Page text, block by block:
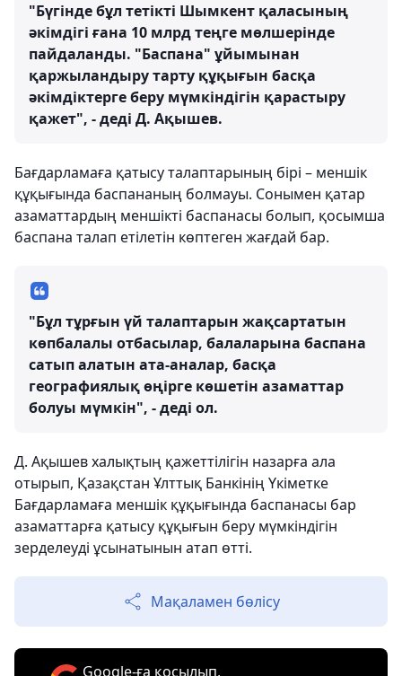
"Бүгінде бұл тетікті Шымкент қаласының
әкімдігі ғана 10 млрд теңге мөлшерінде
пайдаланды. "Баспана" ұйымынан
қаржыландыру тарту құқығын басқа
әкімдіктерге беру мүмкіндігін қарастыру
қажет", - деді Д. Ақышев.
Бағдарламаға қатысу талаптарының бірі – меншік
құқығында баспананың болмауы. Сонымен қатар
азаматтардың меншікті баспанасы болып, қосымша
баспана талап етілетін көптеген жағдай бар.
"Бұл тұрғын үй талаптарын жақсартатын
көпбалалы отбасылар, балаларына баспана
сатып алатын ата-аналар, басқа
географиялық өңірге көшетін азаматтар
болуы мүмкін", - деді ол.
Д. Ақышев халықтың қажеттілігін назарға ала
отырып, Қазақстан Ұлттық Банкінің Үкіметке
Бағдарламаға меншік құқығында баспанасы бар
азаматтарға қатысу құқығын беру мүмкіндігін
зерделеуді ұсынатынын атап өтті.
Мақаламен бөлісу
Google-ға қосылып,